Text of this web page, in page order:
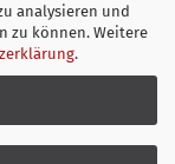
analysieren und
zu können. Weitere
.